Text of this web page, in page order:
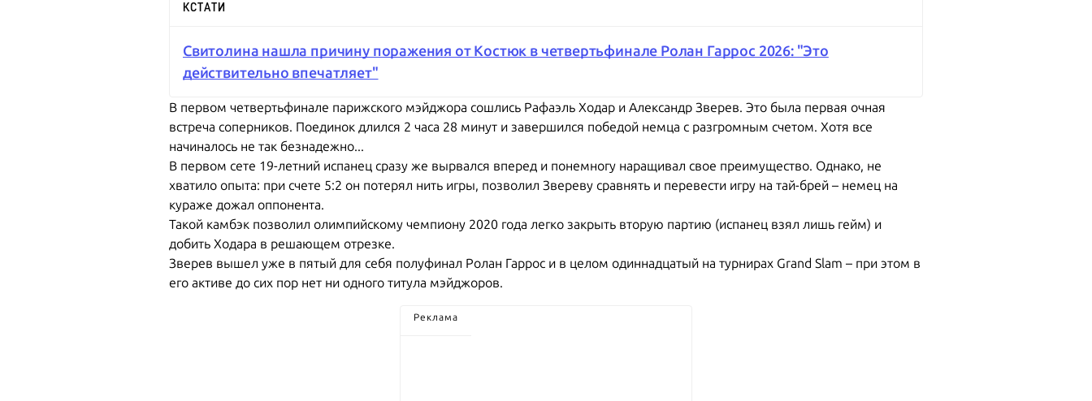
КСТАТИ
Свитолина нашла причину поражения от Костюк в четвертьфинале Ролан Гаррос 2026: "Это
действительно впечатляет"
В первом четвертьфинале парижского мэйджора сошлись Рафаэль Ходар и Александр Зверев. Это была первая очная
встреча соперников. Поединок длился 2 часа 28 минут и завершился победой немца с разгромным счетом. Хотя все
начиналось не так безнадежно...
В первом сете 19-летний испанец сразу же вырвался вперед и понемногу наращивал свое преимущество. Однако, не
хватило опыта: при счете 5:2 он потерял нить игры, позволил Звереву сравнять и перевести игру на тай-брей – немец на
кураже дожал оппонента.
Такой камбэк позволил олимпийскому чемпиону 2020 года легко закрыть вторую партию (испанец взял лишь гейм) и
добить Ходара в решающем отрезке.
Зверев вышел уже в пятый для себя полуфинал Ролан Гаррос и в целом одиннадцатый на турнирах Grand Slam – при этом в
его активе до сих пор нет ни одного титула мэйджоров.
Реклама